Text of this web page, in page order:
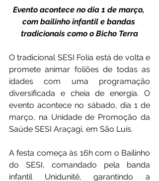
Evento acontece no dia 1 de março,
com bailinho infantil e bandas
tradicionais como o Bicho Terra
O tradicional SESI Folia está de volta e
promete animar foliões de todas as
idades com uma programação
diversificada e cheia de energia. O
evento acontece no sábado, dia 1 de
março, na Unidade de Promoção da
Saúde SESI Araçagi, em São Luís.
A festa começa às 16h com o Bailinho
do SESI, comandado pela banda
infantil Unidunitê, garantindo a